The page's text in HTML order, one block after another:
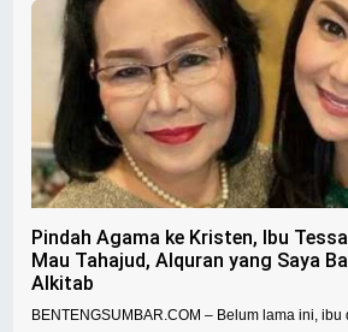
Pindah Agama ke Kristen, Ibu
Mau Tahajud, Alquran yang Saya
Alkitab
BENTENGSUMBAR.COM – Belum lama ini, ibu